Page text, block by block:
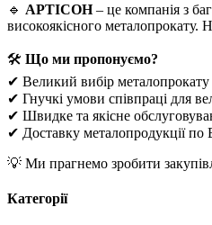
🔹 АРТІСОН– це компанія з
високоякісного металопрокату.
🛠 Що ми пропонуємо?
✔ Великий вибір
✔ Гнучкі умови співпраці для
✔ Швидке та якісне
✔ Доставку металопродукції по
💡 Ми прагнемо зробити
Категорії